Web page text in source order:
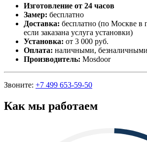
Изготовление от 24 часов
Замер: бесплатно
Доставка: бесплатно (по Москве
если заказана услуга установки)
Установка: от 3 000 руб.
Оплата: наличными,
Производитель: Mosdoor
Звоните: +7 499 653-59-50
Как мы работаем